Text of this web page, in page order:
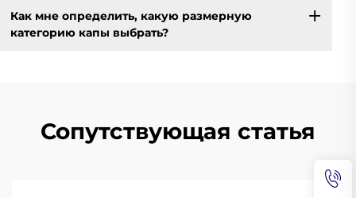
Как мне определить, какую размерную
категорию капы выбрать?
Сопутствующая статья